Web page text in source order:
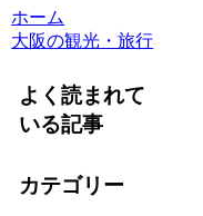
ホーム
大阪の観光・旅行
よく読まれて
いる記事
カテゴリー